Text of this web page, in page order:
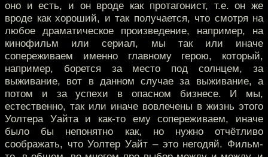
оно и есть, и он вроде как протагонист, т.е. он же
вроде как хороший, и так получается, что смотря на
любое драматическое произведение, например, на
кинофильм или сериал, мы так или иначе
сопереживаем именно главному герою, который,
например, борется за место под солнцем, за
выживание, вот в данном случае за выживание, а
потом и за успехи в опасном бизнесе. И мы,
естественно, так или иначе вовлечены в жизнь этого
Уолтера Уайта и как-то ему сопереживаем, иначе
было бы непонятно как, но нужно отчётливо
соображать, что Уолтер Уайт – это негодяй. Фильм-